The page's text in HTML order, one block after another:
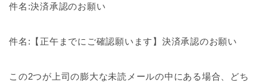
件名:決済承認のお願い
件名:【正午までにご確認願います】決済承認のお願い
この2つが上司の膨大な未読メールの中にある場合、どち